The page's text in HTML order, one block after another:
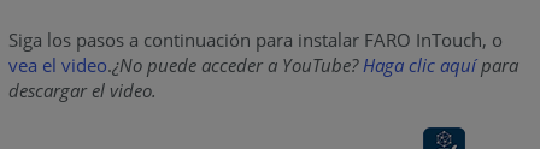
Siga los pasos a continuación para instalar FARO InTouch, o
vea el video.¿No puede acceder a YouTube?Haga clic aquípara
descargar el video.